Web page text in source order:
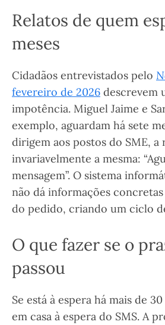
Relatos de quem
meses
Cidadãos entrevistados pelo
fevereiro de 2026 descrevem
impotência. Miguel Jaime e
exemplo, aguardam há sete
dirigem aos postos do SME, a
invariavelmente a mesma:
mensagem”. O sistema
não dá informações
do pedido, criando um ciclo
O que fazer se o
passou
Se está à espera há mais de
em casa à espera do SMS. A